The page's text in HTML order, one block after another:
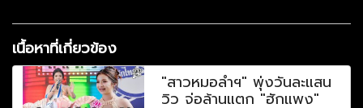
เนื้อหาที่เกี่ยวข้อง
"สาวหมอลำฯ" พุ่งวันละแสน
วิว จ่อล้านแตก "ฮักแพง"